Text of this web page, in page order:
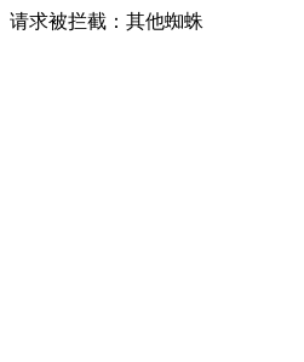
请求被拦截：其他蜘蛛